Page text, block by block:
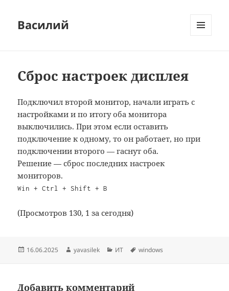
Василий
Сброс настроек дисплея
Подключил второй монитор, начали играть с
настройками и по итогу оба монитора
выключились. При этом если оставить
подключение к одному, то он работает, но при
подключении второго — гаснут оба.
Решение — сброс последних настроек
мониторов.
Win + Ctrl + Shift + B
(Просмотров 130, 1 за сегодня)
Опубликовано
16.06.2025 Автор
yavasilek Рубрики
ИТ Метки
windows
Добавить комментарий